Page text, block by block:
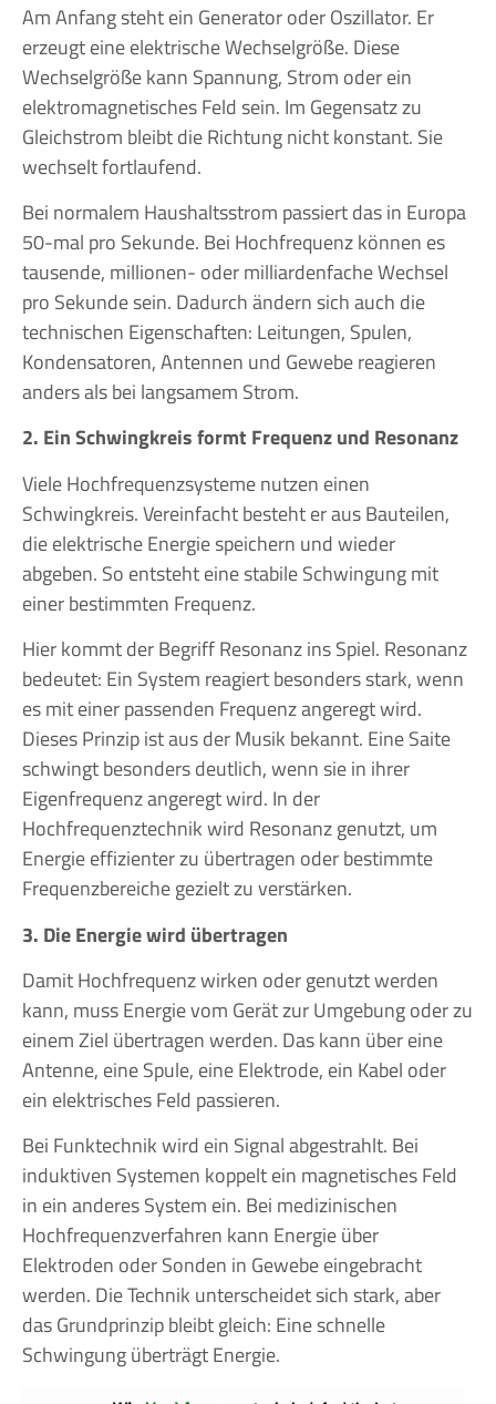
Am Anfang steht ein Generator oder Oszillator. Er
erzeugt eine elektrische Wechselgröße. Diese
Wechselgröße kann Spannung, Strom oder ein
elektromagnetisches Feld sein. Im Gegensatz zu
Gleichstrom bleibt die Richtung nicht konstant. Sie
wechselt fortlaufend.
Bei normalem Haushaltsstrom passiert das in Europa
50-mal pro Sekunde. Bei Hochfrequenz können es
tausende, millionen- oder milliardenfache Wechsel
pro Sekunde sein. Dadurch ändern sich auch die
technischen Eigenschaften: Leitungen, Spulen,
Kondensatoren, Antennen und Gewebe reagieren
anders als bei langsamem Strom.
2. Ein Schwingkreis formt Frequenz und Resonanz
Viele Hochfrequenzsysteme nutzen einen
Schwingkreis. Vereinfacht besteht er aus Bauteilen,
die elektrische Energie speichern und wieder
abgeben. So entsteht eine stabile Schwingung mit
einer bestimmten Frequenz.
Hier kommt der Begriff Resonanz ins Spiel. Resonanz
bedeutet: Ein System reagiert besonders stark, wenn
es mit einer passenden Frequenz angeregt wird.
Dieses Prinzip ist aus der Musik bekannt. Eine Saite
schwingt besonders deutlich, wenn sie in ihrer
Eigenfrequenz angeregt wird. In der
Hochfrequenztechnik wird Resonanz genutzt, um
Energie effizienter zu übertragen oder bestimmte
Frequenzbereiche gezielt zu verstärken.
3. Die Energie wird übertragen
Damit Hochfrequenz wirken oder genutzt werden
kann, muss Energie vom Gerät zur Umgebung oder zu
einem Ziel übertragen werden. Das kann über eine
Antenne, eine Spule, eine Elektrode, ein Kabel oder
ein elektrisches Feld passieren.
Bei Funktechnik wird ein Signal abgestrahlt. Bei
induktiven Systemen koppelt ein magnetisches Feld
in ein anderes System ein. Bei medizinischen
Hochfrequenzverfahren kann Energie über
Elektroden oder Sonden in Gewebe eingebracht
werden. Die Technik unterscheidet sich stark, aber
das Grundprinzip bleibt gleich: Eine schnelle
Schwingung überträgt Energie.